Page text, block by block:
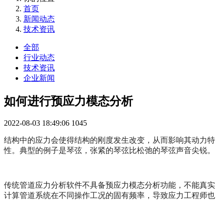
首页
新闻动态
技术资讯
全部
行业动态
技术资讯
企业新闻
如何进行预应力模态分析
2022-08-03 18:49:06 1045
结构中的应力会使得结构的刚度发生改变，从而影响其动力特
性。典型的例子是琴弦，张紧的琴弦比松弛的琴弦声音尖锐。
传统管道应力分析软件不具备预应力模态分析功能，不能真实
计算管道系统在不同操作工况的固有频率，导致应力工程师也